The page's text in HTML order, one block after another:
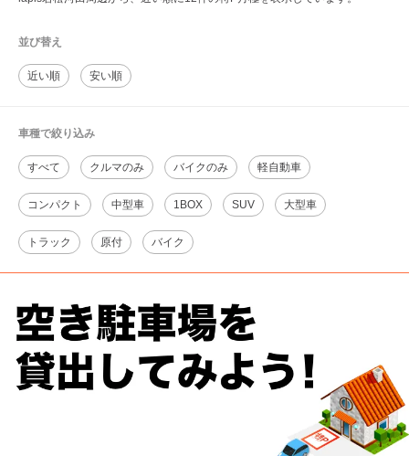
並び替え
近い順 安い順
車種で絞り込み
すべて クルマのみ バイクのみ 軽自動車
コンパクト 中型車 1BOX SUV 大型車
トラック 原付 バイク